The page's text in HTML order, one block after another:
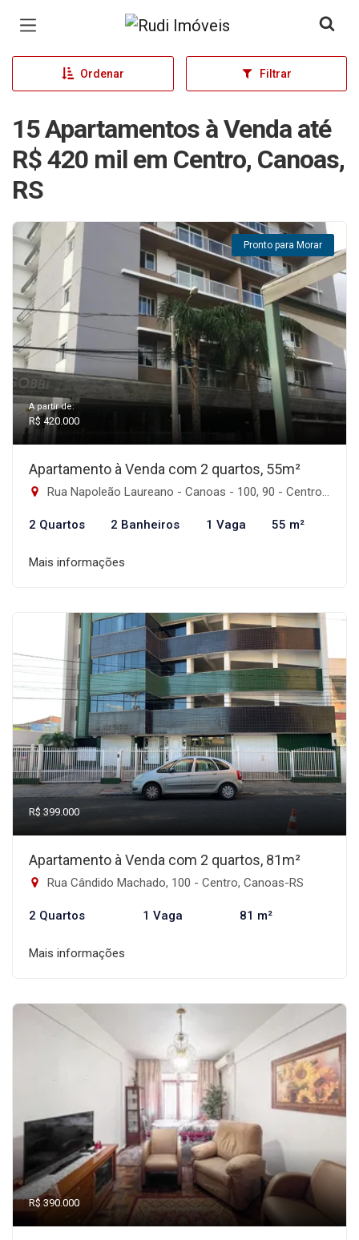
Página inicial
Ordenar Filtrar
15 Apartamentos à Venda até
R$ 420 mil em Centro, Canoas,
RS
Pronto para Morar
A partir de:
R$ 420.000
Apartamento à Venda com 2 quartos, 55m²
Rua Napoleão Laureano - Canoas - 100, 90 - Centro, Canoas-RS
2 Quartos 2 Banheiros 1 Vaga 55 m²
Mais informações
R$ 399.000
Apartamento à Venda com 2 quartos, 81m²
Rua Cândido Machado, 100 - Centro, Canoas-RS
2 Quartos 1 Vaga 81 m²
Mais informações
R$ 390.000